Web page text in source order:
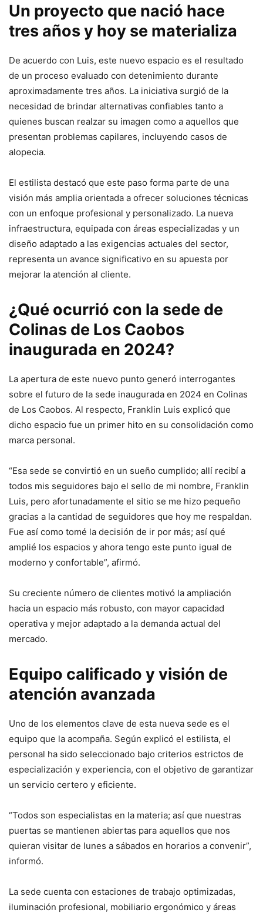
Un proyecto que nació hace
tres años y hoy se materializa
De acuerdo con Luis, este nuevo espacio es el resultado
de un proceso evaluado con detenimiento durante
aproximadamente tres años. La iniciativa surgió de la
necesidad de brindar alternativas confiables tanto a
quienes buscan realzar su imagen como a aquellos que
presentan problemas capilares, incluyendo casos de
alopecia.
El estilista destacó que este paso forma parte de una
visión más amplia orientada a ofrecer soluciones técnicas
con un enfoque profesional y personalizado. La nueva
infraestructura, equipada con áreas especializadas y un
diseño adaptado a las exigencias actuales del sector,
representa un avance significativo en su apuesta por
mejorar la atención al cliente.
¿Qué ocurrió con la sede de
Colinas de Los Caobos
inaugurada en 2024?
La apertura de este nuevo punto generó interrogantes
sobre el futuro de la sede inaugurada en 2024 en Colinas
de Los Caobos. Al respecto, Franklin Luis explicó que
dicho espacio fue un primer hito en su consolidación como
marca personal.
“Esa sede se convirtió en un sueño cumplido; allí recibí a
todos mis seguidores bajo el sello de mi nombre, Franklin
Luis, pero afortunadamente el sitio se me hizo pequeño
gracias a la cantidad de seguidores que hoy me respaldan.
Fue así como tomé la decisión de ir por más; así qué
amplié los espacios y ahora tengo este punto igual de
moderno y confortable”, afirmó.
Su creciente número de clientes motivó la ampliación
hacia un espacio más robusto, con mayor capacidad
operativa y mejor adaptado a la demanda actual del
mercado.
Equipo calificado y visión de
atención avanzada
Uno de los elementos clave de esta nueva sede es el
equipo que la acompaña. Según explicó el estilista, el
personal ha sido seleccionado bajo criterios estrictos de
especialización y experiencia, con el objetivo de garantizar
un servicio certero y eficiente.
“Todos son especialistas en la materia; así que nuestras
puertas se mantienen abiertas para aquellos que nos
quieran visitar de lunes a sábados en horarios a convenir”,
informó.
La sede cuenta con estaciones de trabajo optimizadas,
iluminación profesional, mobiliario ergonómico y áreas